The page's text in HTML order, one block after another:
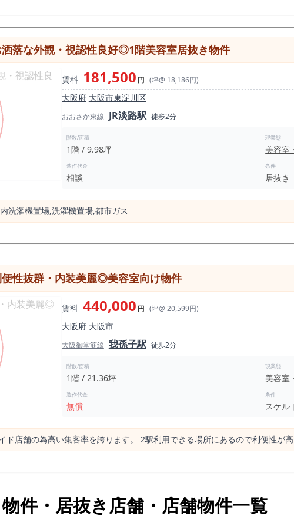
洒落な外観・視認性良好◎1階美容室居抜き物件
賃料 181,500 円 (坪@ 18,186円)
大阪府 大阪市東淀川区
おおさか東線 JR淡路駅 徒歩2分
階数/面積
1階 / 9.98坪
現業態
美容室
造作代金
相談
条件
居抜き
洗濯機置場,洗濯機置場,都市ガス
性抜群・内装美麗◎美容室向け物件
賃料 440,000 円 (坪@ 20,599円)
大阪府 大阪市
大阪御堂筋線 我孫子駅 徒歩2分
階数/面積
1階 / 21.36坪
現業態
美容室
造作代金
無償
条件
スケル
ド店舗の為⾼い集客率を誇ります。 2駅利⽤できる場所にあるので利便性が
件・居抜き店舗・店舗物件一覧